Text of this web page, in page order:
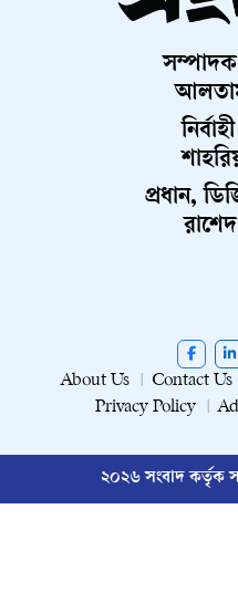
প্রধান,
About Us Contact Us
Privacy Policy
২০২৬ সংবাদ কর্তৃক